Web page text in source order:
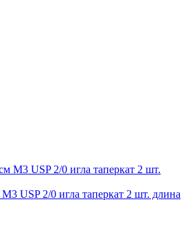
USP 2/0 игла таперкат 2 шт. длина